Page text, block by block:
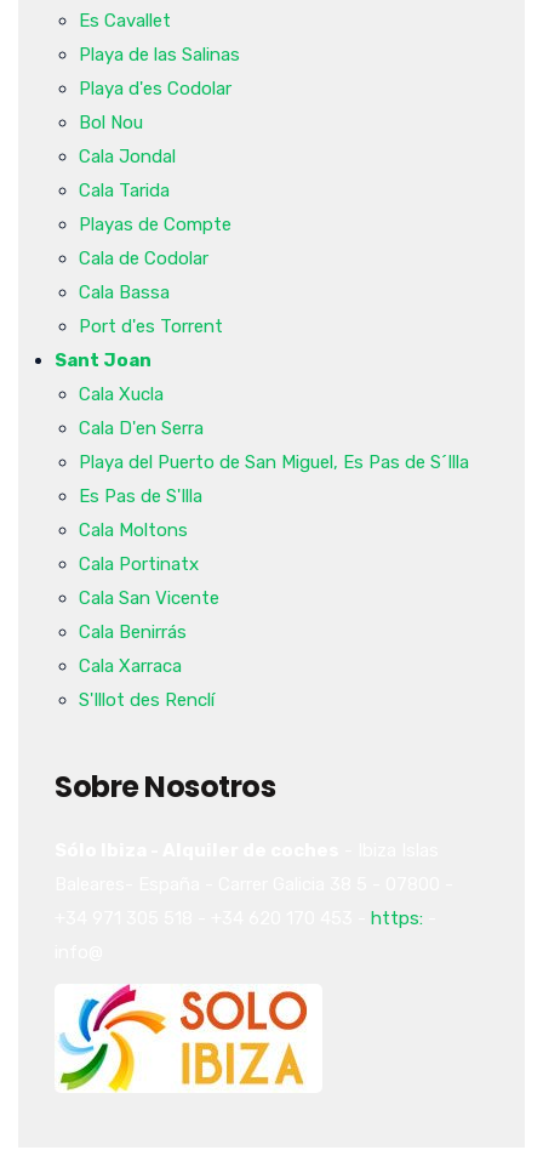
Es Cavallet
Playa de las Salinas
Playa d'es Codolar
Bol Nou
Cala Jondal
Cala Tarida
Playas de Compte
Cala de Codolar
Cala Bassa
Port d'es Torrent
Sant Joan
Cala Xucla
Cala D'en Serra
Playa del Puerto de San Miguel, Es Pas de S´Illa
Es Pas de S'Illa
Cala Moltons
Cala Portinatx
Cala San Vicente
Cala Benirrás
Cala Xarraca
S'Illot des Renclí
Sobre Nosotros
https: